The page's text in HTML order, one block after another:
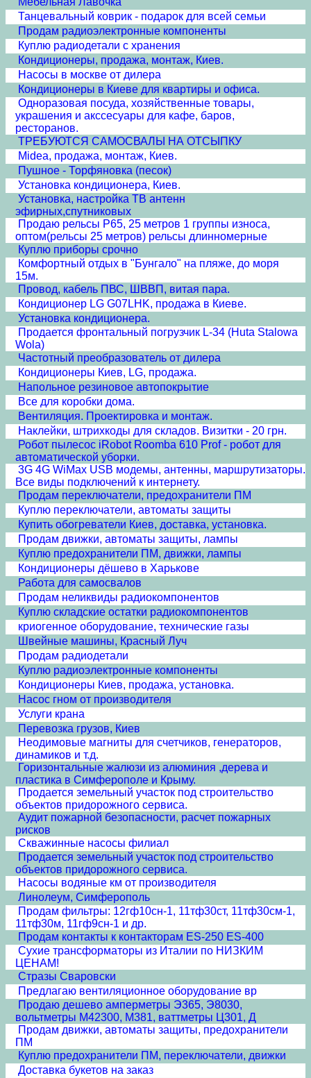
Танцевальный коврик - подарок для всей семьи
Продам радиоэлектронные компоненты
Куплю радиодетали с хранения
Кондиционеры, продажа, монтаж, Киев.
Насосы в москве от дилера
Кондиционеры в Киеве для квартиры и офиса.
Одноразовая посуда, хозяйственные товары,
украшения и акссесуары для кафе, баров,
ресторанов.
ТРЕБУЮТСЯ САМОСВАЛЫ НА ОТСЫПКУ
Midea, продажа, монтаж, Киев.
Пушное - Торфяновка (песок)
Установка кондиционера, Киев.
Установка, настройка ТВ антенн
эфирных,спутниковых
Продаю рельсы Р65, 25 метров 1 группы износа,
оптом(рельсы 25 метров) рельсы длинномерные
Куплю приборы срочно
Комфортный отдых в "Бунгало" на пляже, до моря
15м.
Провод, кабель ПВС, ШВВП, витая пара.
Кондиционер LG G07LHK, продажа в Киеве.
Установка кондиционера.
Продается фронтальный погрузчик L-34 (Huta Stalowa
Wola)
Частотный преобразователь от дилера
Кондиционеры Киев, LG, продажа.
Напольное резиновое автопокрытие
Все для коробки дома.
Вентиляция. Проектировка и монтаж.
Наклейки, штрихкоды для складов. Визитки - 20 грн.
Робот пылесос iRobot Roomba 610 Prof - робот для
автоматической уборки.
3G 4G WiMax USB модемы, антенны, маршрутизаторы.
Все виды подключений к интернету.
Продам переключатели, предохранители ПМ
Куплю переключатели, автоматы защиты
Купить обогреватели Киев, доставка, установка.
Продам движки, автоматы защиты, лампы
Куплю предохранители ПМ, движки, лампы
Кондиционеры дёшево в Харькове
Работа для самосвалов
Продам неликвиды радиокомпонентов
Куплю складские остатки радиокомпонентов
криогенное оборудование, технические газы
Швейные машины, Красный Луч
Продам радиодетали
Куплю радиоэлектронные компоненты
Кондиционеры Киев, продажа, установка.
Насос гном от производителя
Услуги крана
Перевозка грузов, Киев
Неодимовые магниты для счетчиков, генераторов,
динамиков и т.д.
Горизонтальные жалюзи из алюминия ,дерева и
пластика в Симферополе и Крыму.
Продается земельный участок под строительство
объектов придорожного сервиса.
Аудит пожарной безопасности, расчет пожарных
рисков
Скважинные насосы филиал
Продается земельный участок под строительство
объектов придорожного сервиса.
Насосы водяные км от производителя
Линолеум, Симферополь
Продам фильтры: 12гф10сн-1, 11тф30ст, 11тф30см-1,
11тф30м, 11гф9сн-1 и др.
Продам контакты к контакторам ES-250 ES-400
Сухие трансформаторы из Италии по НИЗКИМ
ЦЕНАМ!
Стразы Сваровски
Предлагаю вентиляционное оборудование вр
Продаю дешево амперметры Э365, Э8030,
вольтметры М42300, М381, ваттметры Ц301, Д
Продам движки, автоматы защиты, предохранители
ПМ
Куплю предохранители ПМ, переключатели, движки
Доставка букетов на заказ